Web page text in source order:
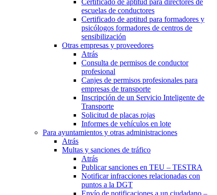
Certificado de aptitud para directores de
escuelas de conductores
Certificado de aptitud para formadores y
psicólogos formadores de centros de
sensibilización
Otras empresas y proveedores
Atrás
Consulta de permisos de conductor
profesional
Canjes de permisos profesionales para
empresas de transporte
Inscripción de un Servicio Inteligente de
Transporte
Solicitud de placas rojas
Informes de vehículos en lote
Para ayuntamientos y otras administraciones
Atrás
Multas y sanciones de tráfico
Atrás
Publicar sanciones en TEU – TESTRA
Notificar infracciones relacionadas con
puntos a la DGT